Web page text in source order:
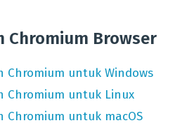
Chromium Browser
Chromium untuk Windows
Chromium untuk Linux
Chromium untuk macOS